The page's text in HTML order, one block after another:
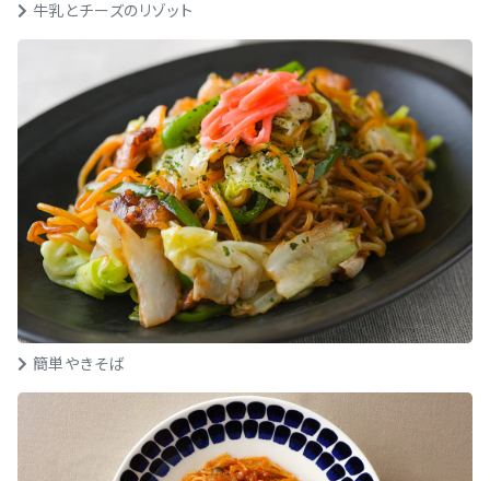
牛乳とチーズのリゾット
簡単やきそば